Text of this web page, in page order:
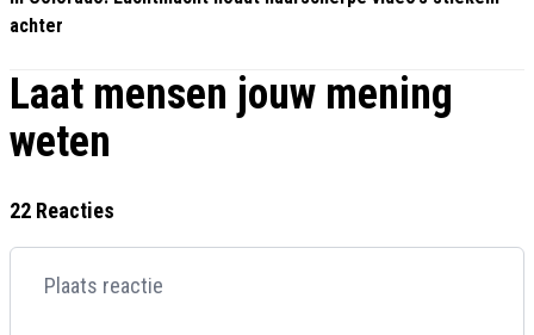
achter
Laat mensen jouw mening
weten
22 Reacties